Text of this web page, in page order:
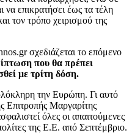
επικρατήσει έως τα τέλη
τον τρόπο χειρισμού της
σχεδιάζεται το επόμενο
που θα πρέπει
με τρίτη δόση.
την Ευρώπη. Γι αυτό
Επιτροπής Μαργαρίτης
όλες οι απαιτούμενες
της Ε.Ε. από Σεπτέμβριο.